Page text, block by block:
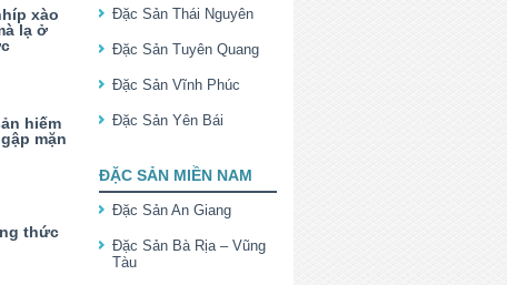
xào
lạ ở
hiếm
mặn
thức
Đặc Sản Thái Nguyên
Đặc Sản Tuyên Quang
Đặc Sản Vĩnh Phúc
Đặc Sản Yên Bái
ĐẶC SẢN MIỀN NAM
Đặc Sản An Giang
Đặc Sản Bà Rịa – Vũng
Tàu